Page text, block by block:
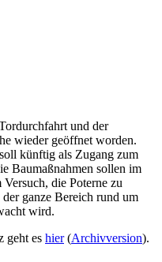
und der
wieder geöffnet worden.
künftig als Zugang zum
Baumaßnahmen sollen im
die Poterne zu
ganze Bereich rund um
wird.
geht es hier(Archivversion).